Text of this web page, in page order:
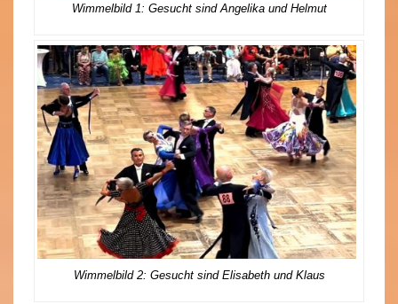
Wimmelbild 1: Gesucht sind Angelika und Helmut
Wimmelbild 2: Gesucht sind Elisabeth und Klaus